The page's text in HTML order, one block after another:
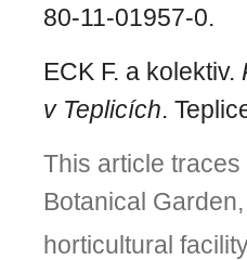
80-11-01957-0.
ECK F. a kolektiv.
v Teplicích.
This article
Botanical
horticultural